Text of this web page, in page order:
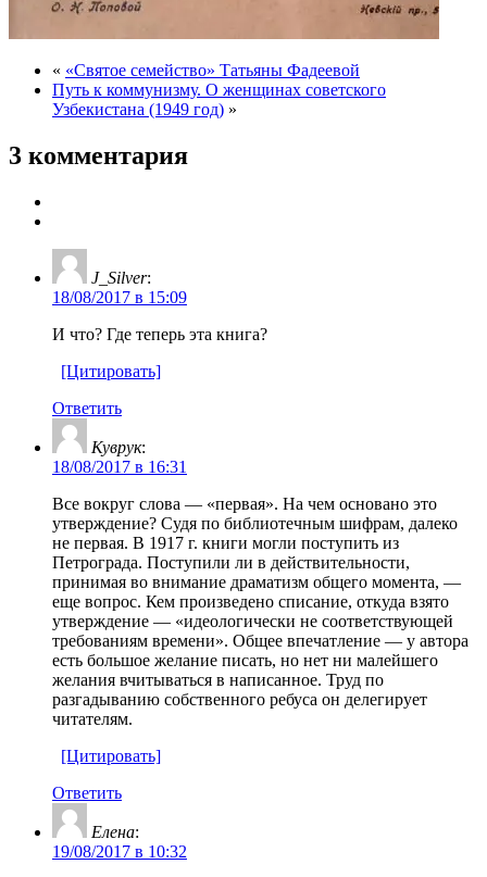
« «Святое семейство» Татьяны Фадеевой
Путь к коммунизму. О женщинах советского
Узбекистана (1949 год) »
3 комментария
J_Silver:
18/08/2017 в 15:09
И что? Где теперь эта книга?
[Цитировать]
Ответить
Куврук:
18/08/2017 в 16:31
Все вокруг слова — «первая». На чем основано это
утверждение? Судя по библиотечным шифрам, далеко
не первая. В 1917 г. книги могли поступить из
Петрограда. Поступили ли в действительности,
принимая во внимание драматизм общего момента, —
еще вопрос. Кем произведено списание, откуда взято
утверждение — «идеологически не соответствующей
требованиям времени». Общее впечатление — у автора
есть большое желание писать, но нет ни малейшего
желания вчитываться в написанное. Труд по
разгадыванию собственного ребуса он делегирует
читателям.
[Цитировать]
Ответить
Елена:
19/08/2017 в 10:32